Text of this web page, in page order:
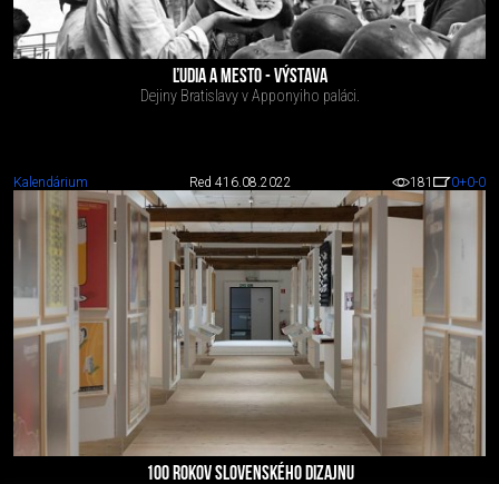
ĽUDIA A MESTO - VÝSTAVA
Dejiny Bratislavy v Apponyiho paláci.
Kalendárium Red 416.08.2022 181 0+0-0
100 ROKOV SLOVENSKÉHO DIZAJNU